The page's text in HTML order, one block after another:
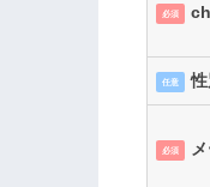
第６条
必須
任意 性
必須